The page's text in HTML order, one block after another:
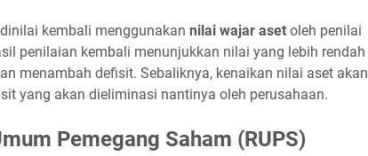
kembali menggunakan nilai wajar aset oleh penilai
penilaian kembali menunjukkan nilai yang lebih rendah
menambah defisit. Sebaliknya, kenaikan nilai aset akan
yang akan dieliminasi nantinya oleh perusahaan.
Pemegang Saham (RUPS)